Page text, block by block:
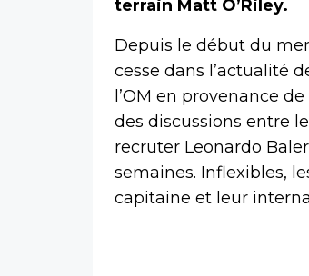
terrain Matt O’Riley.
Depuis le début du
cesse dans l’actualité
l’OM en provenance
des discussions entre
recruter Leonardo
semaines. Inflexibles,
capitaine et leur